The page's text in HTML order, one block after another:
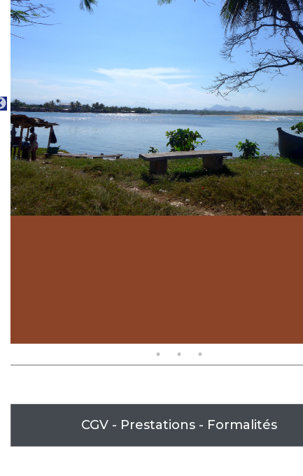
CGV - Prestations - Formalités